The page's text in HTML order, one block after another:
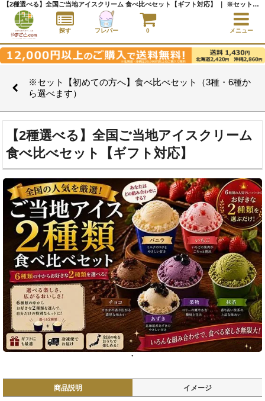
※セット【初めての方へ】食べ比べセット（3種・6種か
ら選べます）
【2種選べる】全国ご当地アイスクリーム
食べ比べセット【ギフト対応】
商品説明 イメージ
【2種選べる】全国ご当地アイスクリーム 食べ比べセット【ギフト対応】 ｜ ※セット【初めての方へ】食べ比べセット（3種・6種から選べます） ｜アイスクリーム通販サイト｜アイスクリームギフト│全国にご当地アイスをお届け - やまざと.com
探す フレバー 0 メニュー